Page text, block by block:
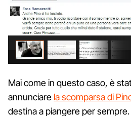
Mai come in questo caso, è
annunciare la scomparsa di
destina a piangere per